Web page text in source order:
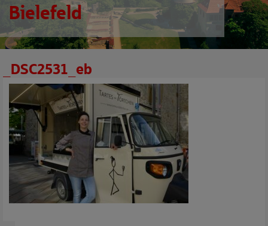
Bielefeld
_DSC2531_eb